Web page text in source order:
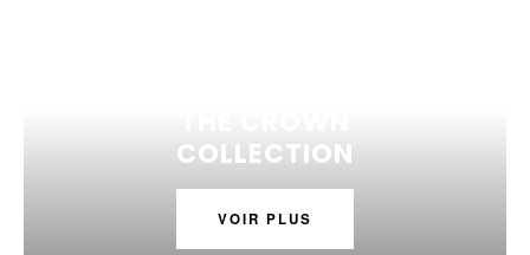
COLLECTION
VOIR PLUS